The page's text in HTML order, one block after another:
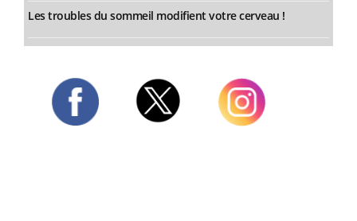
Les troubles du sommeil modifient votre cerveau !